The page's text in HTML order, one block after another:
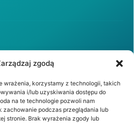
zgodą
wrażenia, korzystamy z technologii, takich
i/lub uzyskiwania dostępu do
na te technologie pozwoli nam
zachowanie podczas przeglądania lub
stronie. Brak wyrażenia zgody lub